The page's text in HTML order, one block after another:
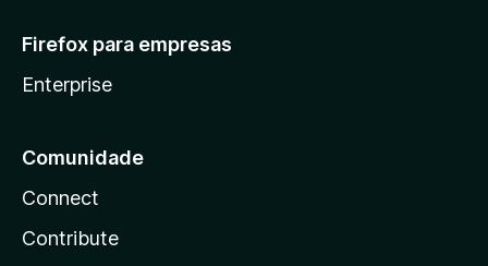
Firefox para empresas
Enterprise
Comunidade
Connect
Contribute